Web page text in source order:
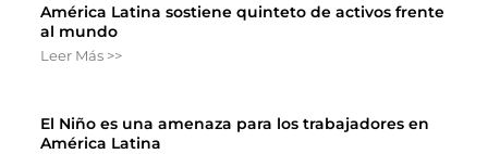
América Latina sostiene quinteto de activos frente
al mundo
Leer Más >>
El Niño es una amenaza para los trabajadores en
América Latina